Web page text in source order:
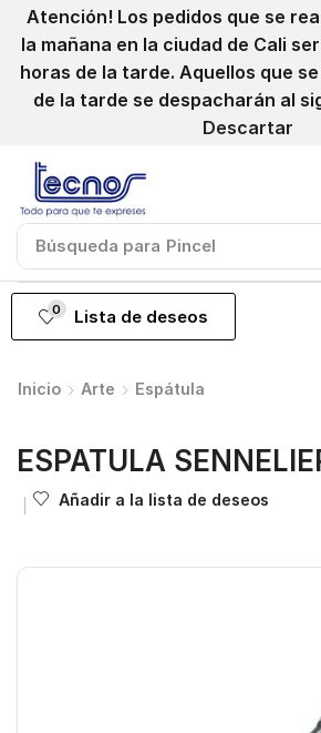
Atención! Los pedidos que se
la mañana en la ciudad de Cali
horas de la tarde. Aquellos que
de la tarde se despacharán al
Descartar
Búsqueda para Pincel
0 Lista de deseos
Inicio Arte Espátula
ESPATULA
Añadir a la lista de deseos